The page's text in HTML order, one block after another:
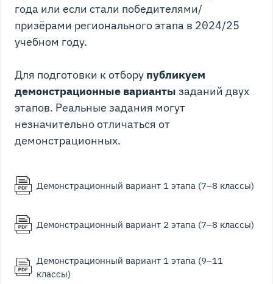
года или если стали победителями/
призёрами регионального этапа в 2024/25
учебном году.
Для подготовки к отбору публикуем
демонстрационные варианты заданий двух
этапов. Реальные задания могут
незначительно отличаться от
демонстрационных.
Демонстрационный вариант 1 этапа (7–8 классы)
Демонстрационный вариант 2 этапа (7–8 классы)
Демонстрационный вариант 1 этапа (9–11
классы)